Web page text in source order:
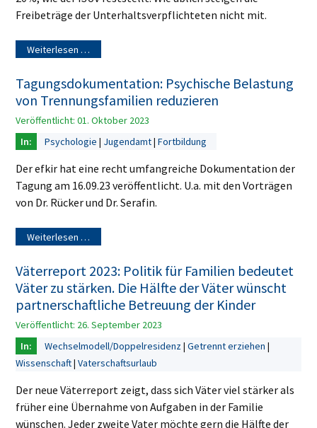
Freibeträge der Unterhaltsverpflichteten nicht mit.
Weiterlesen …
Tagungsdokumentation: Psychische Belastung
von Trennungsfamilien reduzieren
Veröffentlicht: 01. Oktober 2023
Psychologie Jugendamt Fortbildung
Der efkir hat eine recht umfangreiche Dokumentation der
Tagung am 16.09.23 veröffentlicht. U.a. mit den Vorträgen
von Dr. Rücker und Dr. Serafin.
Weiterlesen …
Väterreport 2023: Politik für Familien bedeutet
Väter zu stärken. Die Hälfte der Väter wünscht
partnerschaftliche Betreuung der Kinder
Veröffentlicht: 26. September 2023
Wechselmodell/Doppelresidenz Getrennt erziehen
Wissenschaft Vaterschaftsurlaub
Der neue Väterreport zeigt, dass sich Väter viel stärker als
früher eine Übernahme von Aufgaben in der Familie
wünschen. Jeder zweite Vater möchte gern die Hälfte der